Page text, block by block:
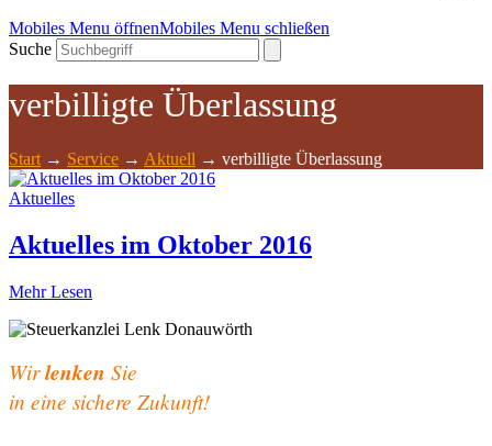
Mobiles Menu öffnenMobiles Menu schließen
Suche
verbilligte Überlassung
Start → Service → Aktuell → verbilligte Überlassung
Aktuelles
Aktuelles im Oktober 2016
Mehr Lesen
Wirlenken Sie
in eine sichere Zukunft!